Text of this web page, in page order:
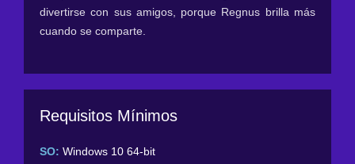
divertirse con sus amigos, porque Regnus brilla más
cuando se comparte.
Requisitos Mínimos
SO: Windows 10 64-bit